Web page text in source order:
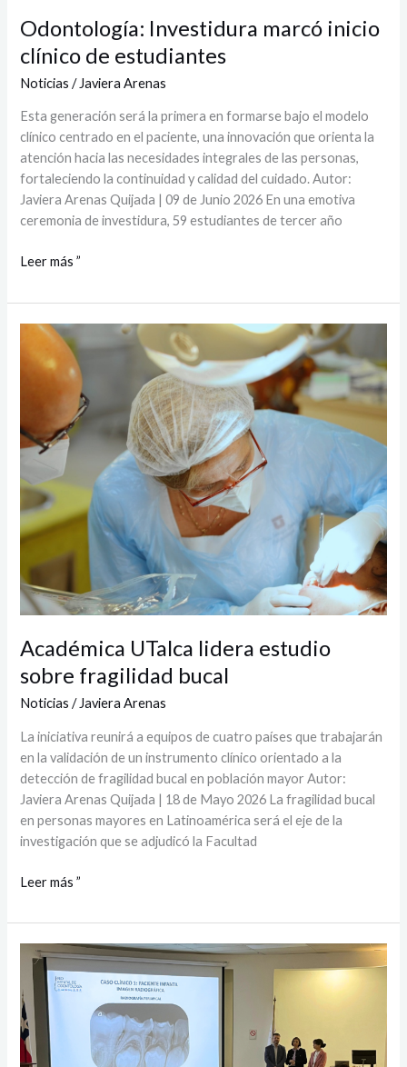
Odontología: Investidura marcó inicio
clínico de estudiantes
Noticias / Javiera Arenas
Esta generación será la primera en formarse bajo el modelo
clínico centrado en el paciente, una innovación que orienta la
atención hacia las necesidades integrales de las personas,
fortaleciendo la continuidad y calidad del cuidado. Autor:
Javiera Arenas Quijada | 09 de Junio 2026 En una emotiva
ceremonia de investidura, 59 estudiantes de tercer año
Leer más ”
Académica UTalca lidera estudio
sobre fragilidad bucal
Noticias / Javiera Arenas
La iniciativa reunirá a equipos de cuatro países que trabajarán
en la validación de un instrumento clínico orientado a la
detección de fragilidad bucal en población mayor Autor:
Javiera Arenas Quijada | 18 de Mayo 2026 La fragilidad bucal
en personas mayores en Latinoamérica será el eje de la
investigación que se adjudicó la Facultad
Académica
lidera
estudio
fragilidad
bucal
Leer más ”
UTalca
organizó
piloto
nacional
del
Examen